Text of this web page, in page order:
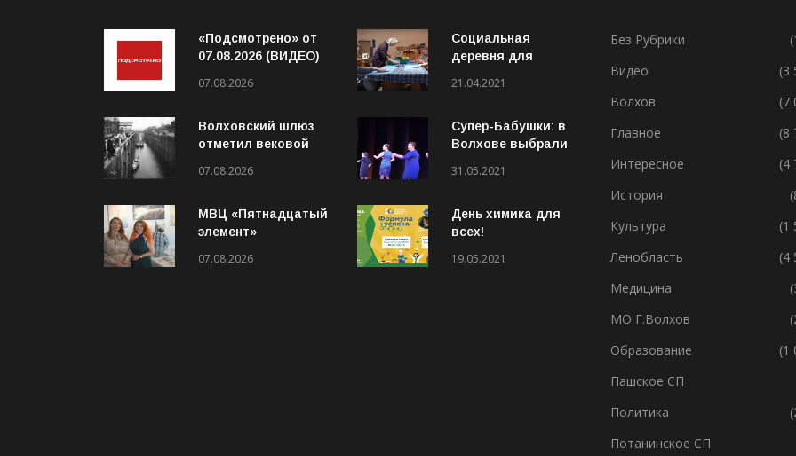
«Подсмотрено» от
07.08.2026 (ВИДЕО)
07.08.2026
Волховский шлюз
отметил вековой
07.08.2026
МВЦ «Пятнадцатый
элемент»
выставку «Два
07.08.2026
Социальная
деревня для
21.04.2021
Супер-Бабушки: в
Волхове выбрали
(ВИДЕО)
31.05.2021
День химика для
всех!
19.05.2021
Без Рубрики
Видео
(3
Волхов
(7
Главное
(8
Интересное
(4
История
Культура
(1
Ленобласть
(4
Медицина
МО Г.Волхов
Образование
(1
Пашское СП
Политика
Потанинское СП